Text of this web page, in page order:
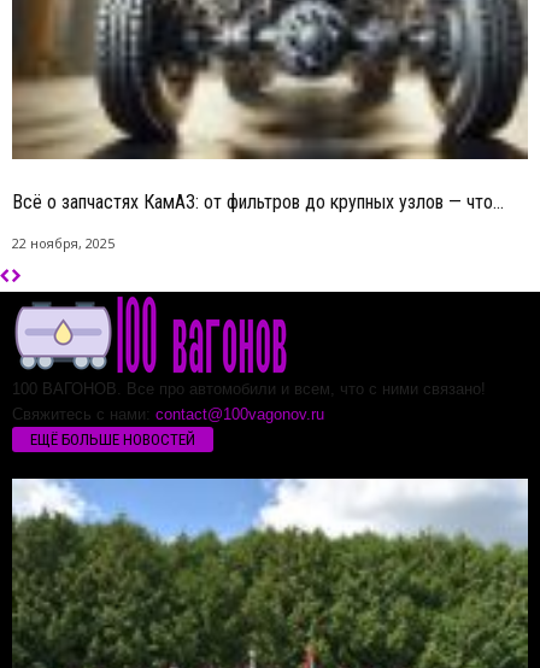
Всё о запчастях КамАЗ: от фильтров до крупных узлов — что...
22 ноября, 2025
100 ВАГОНОВ. Все про автомобили и всем, что с ними связано!
Свяжитесь с нами: contact@100vagonov.ru
ЕЩЁ БОЛЬШЕ НОВОСТЕЙ